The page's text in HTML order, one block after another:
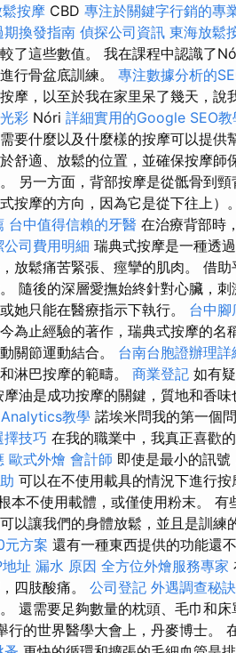
按摩 CBD 專注於關鍵字行銷的專
期換發指南 偵探公司資訊 東海放鬆
了這些數值。 我在課程中認識了
行骨盆底訓練。 專注數據分析的
摩，以至於我在家里呆了幾天，說
彩 Nóri 詳細實用的Google SEO教
要什麼以及什麼樣的按摩可以提供
舒適、放鬆的位置，並確保按摩師
另一方面，背部按摩是從骶骨到頸
按摩的方向，因為它是從下往上）。
台中值得信賴的牙醫 在治療背部時
公司費用明細 瑞典式按摩是一種透
放鬆痛苦緊張、痙攣的肌肉。 借
隨後的深層愛撫始終針對心臟，
她只能在醫療指示下執行。 台中腳
為止經驗的著作，瑞典式按摩的名
關節運動結合。 台南台胞證辦理詳
淋巴按摩的範疇。 商業登記 如有
油是成功按摩的關鍵，質地和香
教學 諾埃米問我的第一個
擇技巧 在我的職業中，我真正喜歡
歐式外燴 會計師 即使是最小的訊號
可以在不使用載具的情況下進行按
本不使用載體，或僅使用粉末。
以讓我們的身體放鬆，並且是訓練
元方案 還有一種東西提供的功能還
址 漏水 原因 全方位外燴服務專家
四肢酸痛。 公司登記 外遇調查秘訣
還需要足夠數量的枕頭、毛巾和
行的世界醫學大會上，丹麥博士。